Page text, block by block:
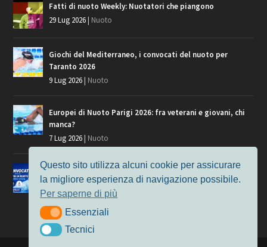
Fatti di nuoto Weekly: Nuotatori che piangono
29 Lug 2026| Nuoto
Giochi del Mediterraneo, i convocati del nuoto per
Taranto 2026
9 Lug 2026| Nuoto
Europei di Nuoto Parigi 2026: fra veterani e giovani, chi
manca?
7 Lug 2026| Nuoto
Europei di Nuoto, i convocati per Parigi 2026
3 Lug 2026|Nuoto
Questo sito utilizza alcuni cookie per assicurare
la migliore esperienza di navigazione possibile.
Per saperne di più
EssenzialiEssenziali
TecniciTecnici